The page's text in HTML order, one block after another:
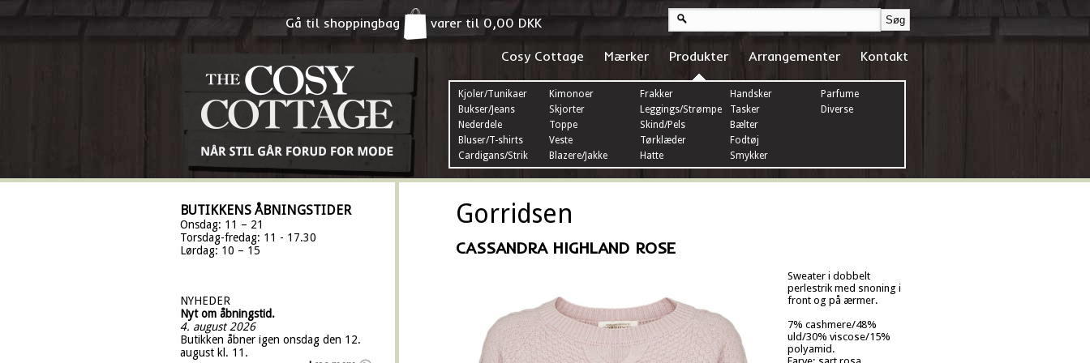
Gå til shoppingbag varer til0,00 DKK
Cosy Cottage Mærker Produkter
Kjoler/Tunikaer
Bukser/Jeans
Nederdele
Bluser/T-shirts
Cardigans/Strik
Kimonoer
Skjorter
Toppe
Veste
Blazere/Jakke
Frakker
Leggings/Strømper
Skind/Pels
Tørklæder
Hatte
Handsker
Tasker
Bælter
Fodtøj
Smykker
Parfume
Diverse
Arrangementer Kontakt
BUTIKKENS ÅBNINGSTIDER
Onsdag: 11 – 21
Torsdag-fredag: 11 - 17.30
Lørdag: 10 – 15
NYHEDER
Nyt om åbningstid.
4. august 2026
Butikken åbner igen onsdag den 12.
august kl. 11.
Gorridsen
CASSANDRA HIGHLAND ROSE
Sweater i dobbelt
perlestrik med snoning i
front og på ærmer.
7% cashmere/48%
uld/30% viscose/15%
polyamid.